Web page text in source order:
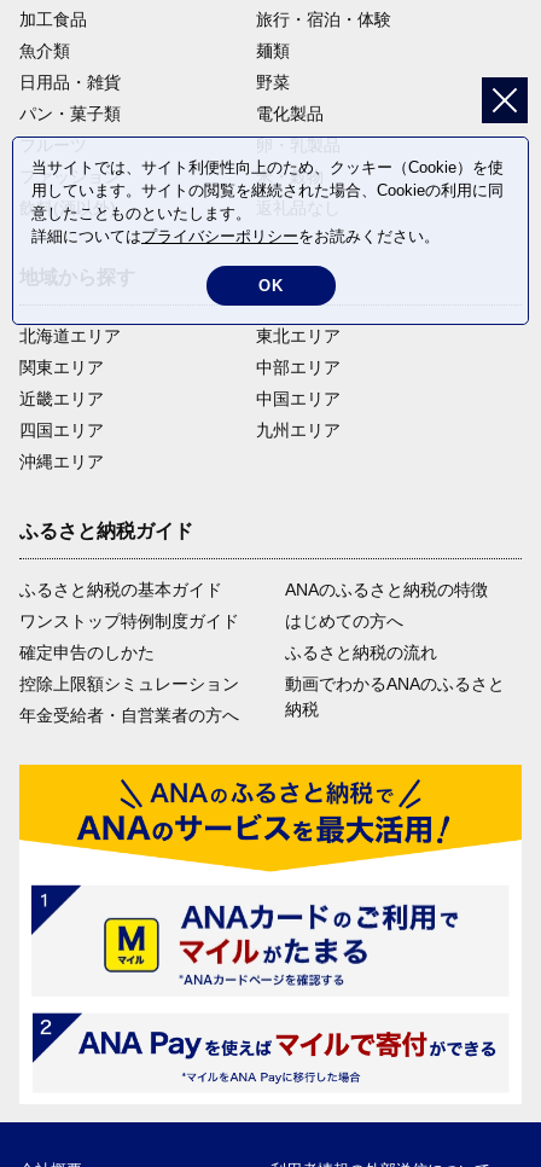
加工食品
旅行・宿泊・体験
魚介類
麺類
日用品・雑貨
野菜
パン・菓子類
電化製品
ファッション
米・穀物
飲料(酒以外)
北海道エリア
関東エリア
近畿エリア
四国エリア
沖縄エリア
東北エリア
中部エリア
中国エリア
九州エリア
ふるさと納税ガイド
ふるさと納税の基本ガイド
ワンストップ特例制度ガイド
確定申告のしかた
控除上限額シミュレーション
年金受給者・自営業者の方へ
ANAのふるさと納税の特徴
はじめての方へ
ふるさと納税の流れ
動画でわかるANAのふるさと
納税
当サイトでは、サイト利便性向上のため、クッキー（Cookie）を使
用しています。サイトの閲覧を継続された場合、Cookieの利用に同
意したことものといたします。
詳細についてはプライバシーポリシーをお読みください。
OK